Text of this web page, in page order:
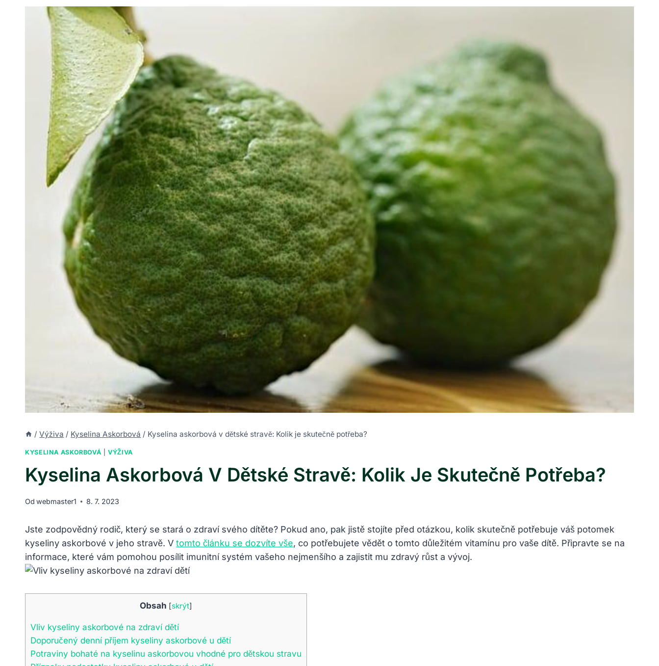
/ Výživa / Kyselina Askorbová / Kyselina askorbová v dětské stravě: Kolik je skutečně potřeba?
KYSELINA ASKORBOVÁ |VÝŽIVA
Kyselina Askorbová V Dětské Stravě: Kolik Je Skutečně Potřeba?
Od webmaster1 8. 7. 2023
Jste zodpovědný rodič, který se stará o zdraví svého dítěte? Pokud ano, pak jistě stojíte před otázkou, kolik skutečně potřebuje váš potomek
kyseliny askorbové v jeho stravě. V tomto článku se dozvíte vše, co potřebujete vědět o tomto důležitém vitamínu pro vaše dítě. Připravte se na
informace, které vám pomohou posílit imunitní systém vašeho nejmenšího a zajistit mu zdravý růst a vývoj.
Obsah [skrýt]
Vliv kyseliny askorbové na zdraví dětí
Doporučený denní příjem kyseliny askorbové u dětí
Potraviny bohaté na kyselinu askorbovou vhodné pro dětskou stravu